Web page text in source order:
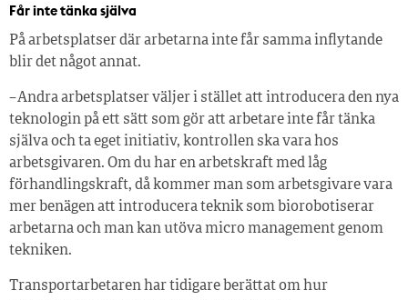
Får inte tänka själva
På arbetsplatser där arbetarna inte får samma inflytande
blir det något annat.
– Andra arbetsplatser väljer i stället att introducera den nya
teknologin på ett sätt som gör att arbetare inte får tänka
själva och ta eget initiativ, kontrollen ska vara hos
arbetsgivaren. Om du har en arbetskraft med låg
förhandlingskraft, då kommer man som arbetsgivare vara
mer benägen att introducera teknik som biorobotiserar
arbetarna och man kan utöva micro management genom
tekniken.
Transportarbetaren har tidigare berättat om hur